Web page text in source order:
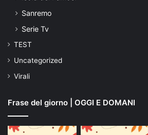
Sanremo
Serie Tv
TEST
Uncategorized
Virali
Frase del giorno | OGGI E DOMANI